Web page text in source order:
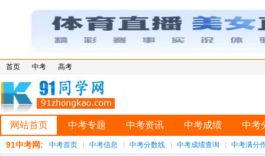
首页 中考 高考
网站首页 中考专题 中考资讯 中考成绩 中考
91中考网: 中考首页 中考信息 中考分数线 中考成绩查询
中考满分